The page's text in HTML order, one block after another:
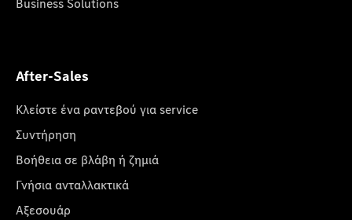
After-Sales
Κλείστε ένα ραντεβού για service
Συντήρηση
Βοήθεια σε βλάβη ή ζημιά
Γνήσια ανταλλακτικά
Αξεσουάρ